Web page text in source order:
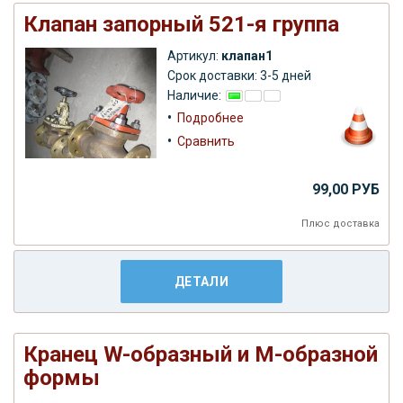
Клапан запорный 521-я группа
Артикул: клапан1
Срок доставки: 3-5 дней
Наличие:
• Подробнее
• Сравнить
99,00 РУБ
Плюс доставка
ДЕТАЛИ
Кранец W-образный и M-образной
формы